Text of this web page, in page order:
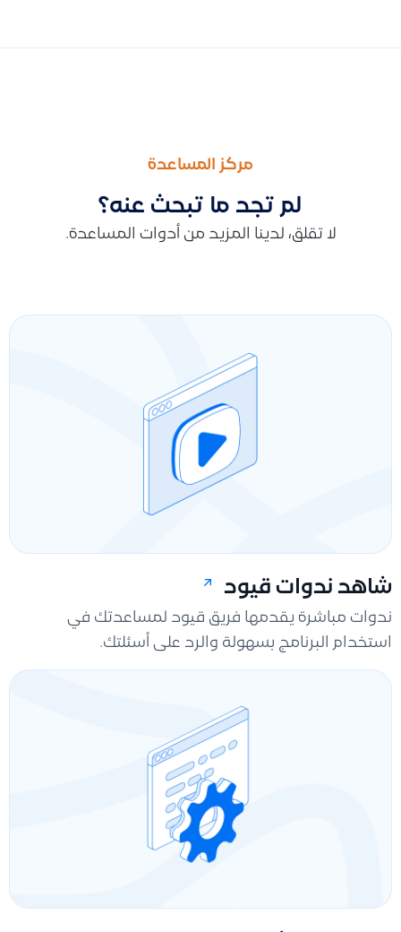
مركز المساعدة
لم تجد ما تبحث عنه؟
لا تقلق، لدينا المزيد من أدوات المساعدة.
شاهد ندوات قيود
ندوات مباشرة يقدمها فريق قيود لمساعدتك في
استخدام البرنامج بسهولة والرد على أسئلتك.